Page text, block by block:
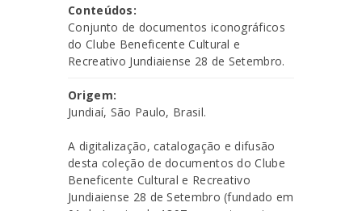
Conteúdos:
Conjunto de documentos iconográficos
do Clube Beneficente Cultural e
Recreativo Jundiaiense 28 de Setembro.
Origem:
Jundiaí, São Paulo, Brasil.
A digitalização, catalogação e difusão
desta coleção de documentos do Clube
Beneficente Cultural e Recreativo
Jundiaiense 28 de Setembro (fundado em